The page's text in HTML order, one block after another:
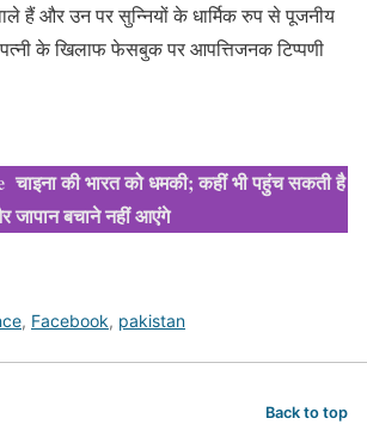
हैं और उन पर सुन्नियों के धार्मिक रुप से पूजनीय
के खिलाफ फेसबुक पर आपत्तिजनक टिप्पणी
चाइना की भारत को धमकी; कहीं भी पहुंच सकती है
जापान बचाने नहीं आएंगे
, Facebook, pakistan
Back to top